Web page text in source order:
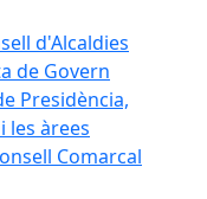
d'Alcaldies
de Govern
Presidència,
les àrees
Comarcal